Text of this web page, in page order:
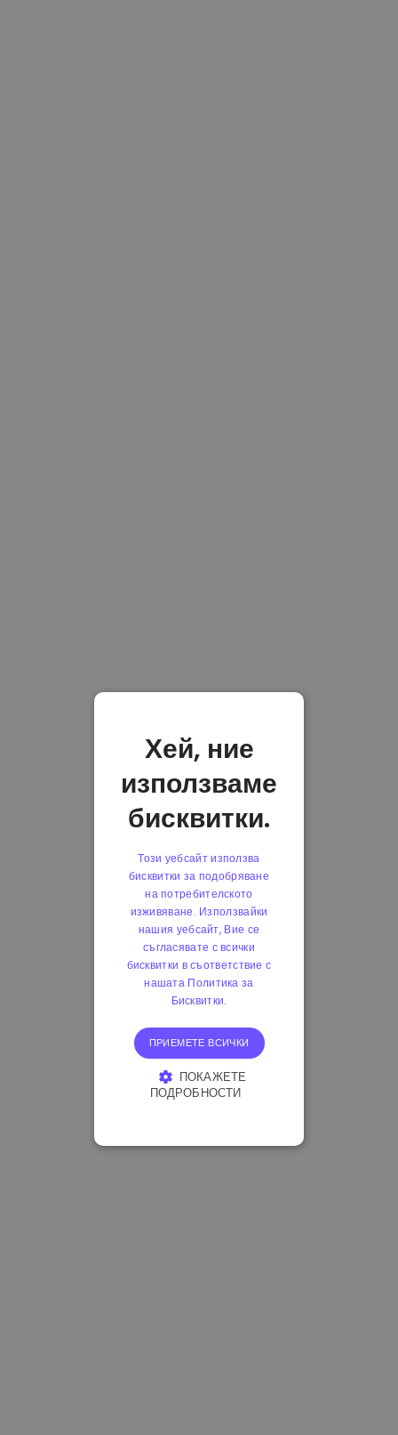
Хей, ние
използваме
бисквитки.
Този уебсайт използва
бисквитки за подобряване
на потребителското
изживяване. Използвайки
нашия уебсайт, Вие се
съгласявате с всички
бисквитки в съответствие с
нашата Политика за
Бисквитки.
ПРИЕМЕТЕ ВСИЧКИ
ПОКАЖЕТЕ
ПОДРОБНОСТИ